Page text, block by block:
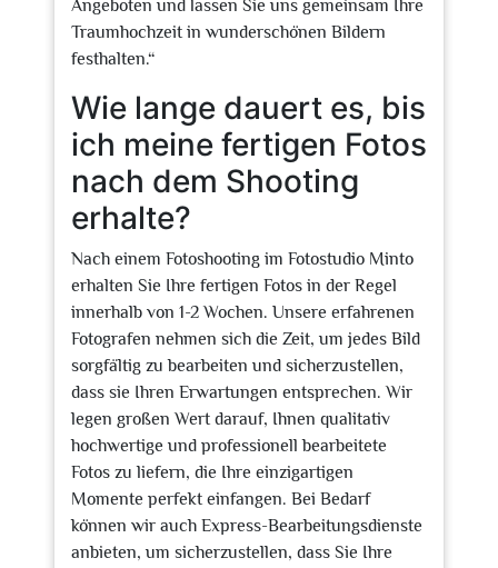
Angeboten und lassen Sie uns gemeinsam Ihre
Traumhochzeit in wunderschönen Bildern
festhalten.“
Wie lange dauert es, bis
ich meine fertigen Fotos
nach dem Shooting
erhalte?
Nach einem Fotoshooting im Fotostudio Minto
erhalten Sie Ihre fertigen Fotos in der Regel
innerhalb von 1-2 Wochen. Unsere erfahrenen
Fotografen nehmen sich die Zeit, um jedes Bild
sorgfältig zu bearbeiten und sicherzustellen,
dass sie Ihren Erwartungen entsprechen. Wir
legen großen Wert darauf, Ihnen qualitativ
hochwertige und professionell bearbeitete
Fotos zu liefern, die Ihre einzigartigen
Momente perfekt einfangen. Bei Bedarf
können wir auch Express-Bearbeitungsdienste
anbieten, um sicherzustellen, dass Sie Ihre